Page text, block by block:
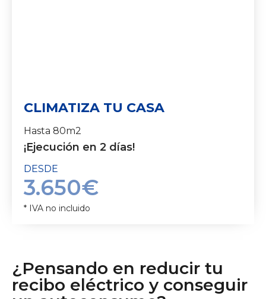
CLIMATIZA TU CASA
Hasta 80m2
¡Ejecución en 2 días!
DESDE
3.650€
* IVA no incluido
¿Pensando en reducir tu
recibo eléctrico y conseguir